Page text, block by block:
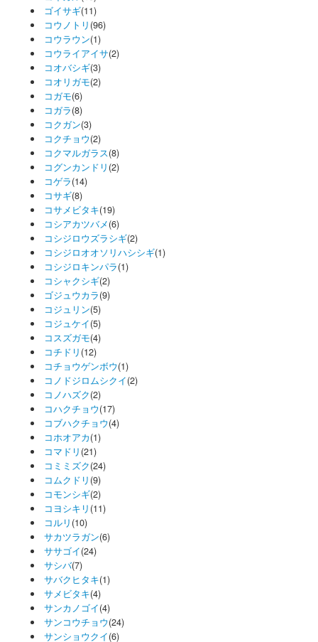
ゴイサギ(11)
コウノトリ (96)
コウラウン(1)
コウライアイサ(2)
コオバシギ(3)
コオリガモ(2)
コガモ(6)
コガラ(8)
コクガン(3)
コクチョウ(2)
コクマルガラス(8)
コグンカンドリ (2)
コゲラ(14)
コサギ(8)
コサメビタキ(19)
コシアカツバメ(6)
コシジロウズラシギ(2)
コシジロオオソリハシシギ(1)
コシジロキンパラ(1)
コシャクシギ(2)
ゴジュウカラ(9)
コジュリン(5)
コジュケイ(5)
コスズガモ(4)
コチドリ (12)
コチョウゲンボウ(1)
コノドジロムシクイ(2)
コノハズク(2)
コハクチョウ(17)
コブハクチョウ(4)
コホオアカ(1)
コマドリ (21)
コミミズク(24)
コムクドリ (9)
コモンシギ(2)
コヨシキリ (11)
コルリ (10)
サカツラガン(6)
ササゴイ(24)
サシバ(7)
サバクヒタキ(1)
サメビタキ(4)
サンカノゴイ(4)
サンコウチョウ(24)
サンショウクイ(6)